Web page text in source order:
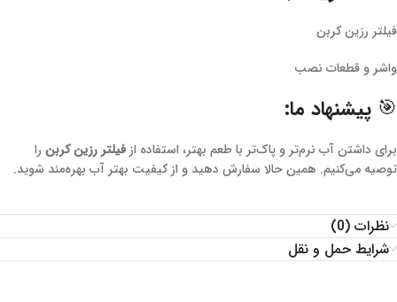
فیلتر رزین کربن
واشر و قطعات نصب
🎯 پیشنهاد ما:
برای داشتن آب نرم‌تر و پاک‌تر با طعم بهتر، استفاده ازفیلتر رزین کربن را
توصیه می‌کنیم. همین حالا سفارش دهید و از کیفیت بهتر آب بهره‌مند شوید.
نظرات (0)
شرایط حمل و نقل